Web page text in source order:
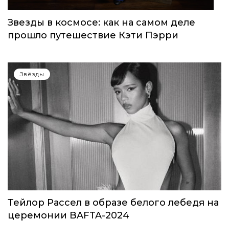
Звезды в космосе: как на самом деле
прошло путешествие Кэти Пэрри
Звёзды
Тейлор Рассел в образе белого лебедя на
церемонии BAFTA-2024